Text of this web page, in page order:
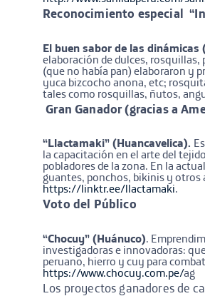
Reconocimiento especial
El buen sabor de las dinámicas
elaboración de dulces, rosquillas,
(que no había pan) elaboraron y
yuca bizcocho anona, etc;
tales como rosquillas, ñutos,
Gran Ganador (gracias a
“Llactamaki” (Huancavelica).
la capacitación en el arte del
pobladores de la zona. En la
guantes, ponchos, bikinis y
https://linktr.ee/llactamaki.
Voto del Público
“Chocuy” (Huánuco).
investigadoras e innovadoras:
peruano, hierro y cuy para
https://www.chocuy.com.pe/ag
Los proyectos ganadores de